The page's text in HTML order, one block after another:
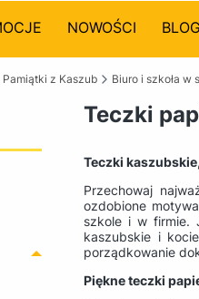
NOWOŚCI BLOG
z Kaszub Biuro i szkoła w
Teczki
Teczki
Przechowaj
ozdobione
szkole i w firmie.
kaszubskie i
porządkowanie
Piękne teczki